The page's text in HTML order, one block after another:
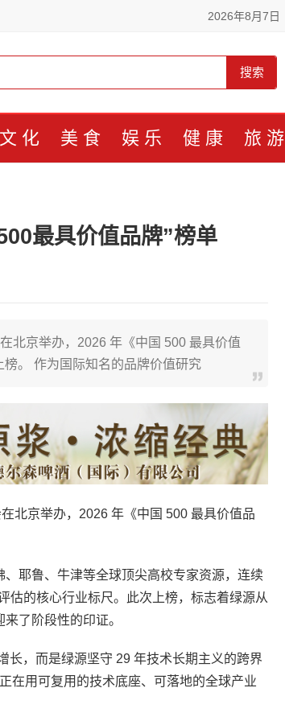
2026年8月7日
搜索
文化 美食 娱乐 健康 旅游
最具价值品牌”榜单
北京举办，2026 年《中国 500 最具价值
。 作为国际知名的品牌价值研究
京举办，2026 年《中国 500 最具价值品
耶鲁、牛津等全球顶尖高校专家资源，连续
估的核心行业标尺。此次上榜，标志着绿源从
了阶段性的印证。
，而是绿源坚守 29 年技术长期主义的跨界
在用可复用的技术底座、可落地的全球产业